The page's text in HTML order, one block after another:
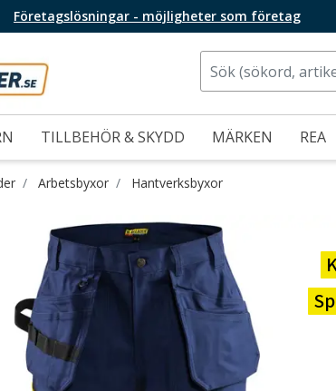
Företagslösningar - möjligheter som företag
TILLBEHÖR & SKYDD MÄRKEN REA
Arbetsbyxor Hantverksbyxor